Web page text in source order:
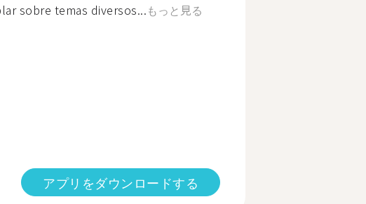
sobre temas diversos...もっと見る
アプリをダウンロードする